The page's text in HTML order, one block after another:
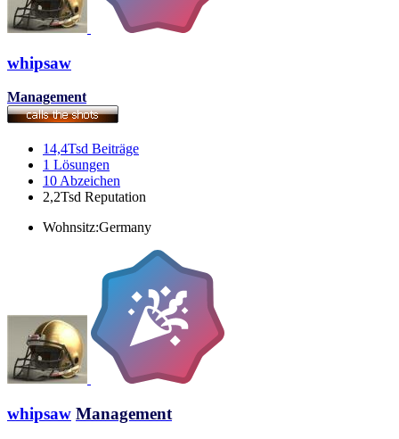
whipsaw
Management
14,4Tsd Beiträge
1 Lösungen
10 Abzeichen
2,2Tsd Reputation
Wohnsitz:Germany
whipsaw Management